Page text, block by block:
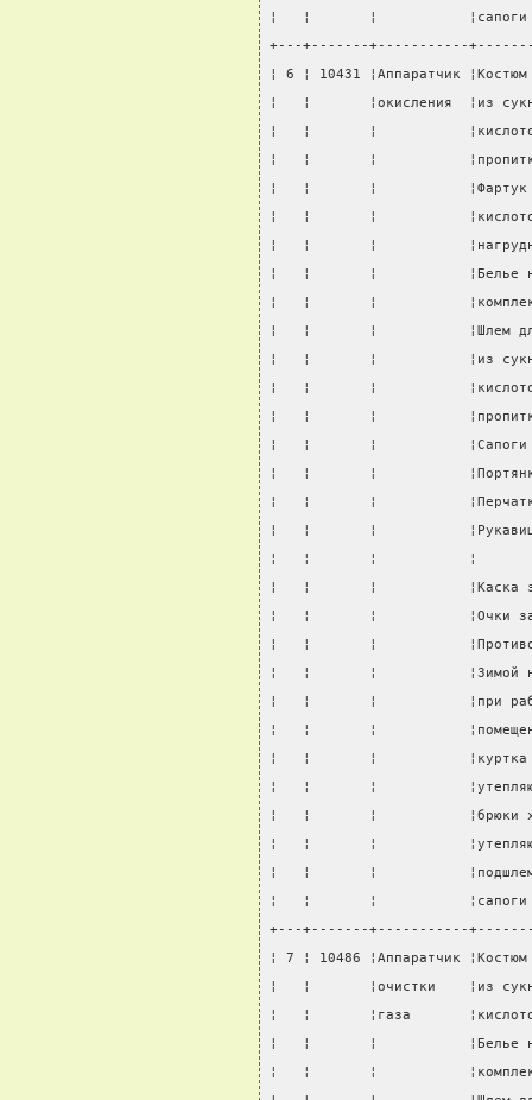
¦   ¦       ¦           ¦сапоги
+---+-------+-----------
¦ 6 ¦ 10431 ¦Аппаратчик
¦   ¦       ¦окисления  ¦из
¦   ¦       ¦
¦   ¦       ¦
¦   ¦       ¦           ¦Фартук
¦   ¦       ¦
¦   ¦       ¦
¦   ¦       ¦           ¦Белье
¦   ¦       ¦
¦   ¦       ¦           ¦Шлем
¦   ¦       ¦           ¦из
¦   ¦       ¦
¦   ¦       ¦
¦   ¦       ¦           ¦Сапоги
¦   ¦       ¦
¦   ¦       ¦           ¦Перчатки
¦   ¦       ¦           ¦Рукавицы
¦   ¦       ¦           ¦
¦   ¦       ¦           ¦Каска
¦   ¦       ¦           ¦Очки
¦   ¦       ¦
¦   ¦       ¦           ¦Зимой
¦   ¦       ¦           ¦при
¦   ¦       ¦
¦   ¦       ¦           ¦куртка
¦   ¦       ¦
¦   ¦       ¦           ¦брюки
¦   ¦       ¦
¦   ¦       ¦
¦   ¦       ¦           ¦сапоги
+---+-------+-----------
¦ 7 ¦ 10486 ¦Аппаратчик
¦   ¦       ¦очистки    ¦из
¦   ¦       ¦газа
¦   ¦       ¦           ¦Белье
¦   ¦       ¦